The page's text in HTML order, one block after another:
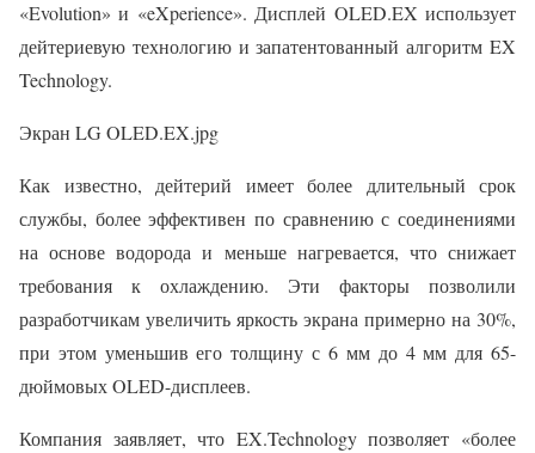
«Evolution» и «eXperience». Дисплей OLED.EX использует
дейтериевую технологию и запатентованный алгоритм EX
Technology.
Экран LG OLED.EX.jpg
Как известно, дейтерий имеет более длительный срок
службы, более эффективен по сравнению с соединениями
на основе водорода и меньше нагревается, что снижает
требования к охлаждению. Эти факторы позволили
разработчикам увеличить яркость экрана примерно на 30%,
при этом уменьшив его толщину с 6 мм до 4 мм для 65-
дюймовых OLED-дисплеев.
Компания заявляет, что EX.Technology позволяет «более